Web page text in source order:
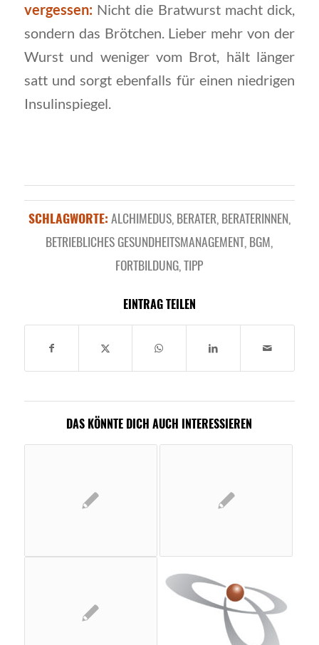
vergessen:Nicht die Bratwurst macht dick,
sondern das Brötchen. Lieber mehr von der
Wurst und weniger vom Brot, hält länger
satt und sorgt ebenfalls für einen niedrigen
Insulinspiegel.
SCHLAGWORTE:ALCHIMEDUS,BERATER,BERATERINNEN,
BETRIEBLICHES GESUNDHEITSMANAGEMENT,BGM,
FORTBILDUNG,TIPP
EINTRAG TEILEN
DAS KÖNNTE DICH AUCH INTERESSIEREN